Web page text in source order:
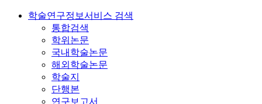
학술연구정보서비스 검색
통합검색
학위논문
국내학술논문
해외학술논문
학술지
단행본
연구보고서